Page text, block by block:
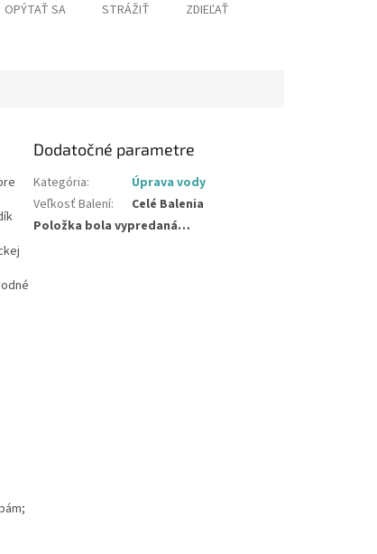
OPÝTAŤ SA STRÁŽIŤ ZDIEĽAŤ
Dodatočné parametre
Kategória:
Úprava vody
Veľkosť Balení:
Celé Balenia
Položka bola vypredaná…